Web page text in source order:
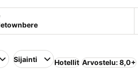
Sijainti Hotellit Arvostelu: 8,0+